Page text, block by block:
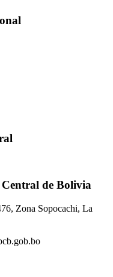
de Bolivia
Zona Sopocachi, La